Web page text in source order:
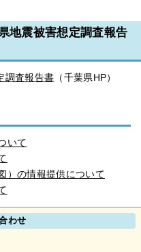
地震被害想定調査報告
調査報告書 （千葉県HP）
いて
）の情報提供について
わせ